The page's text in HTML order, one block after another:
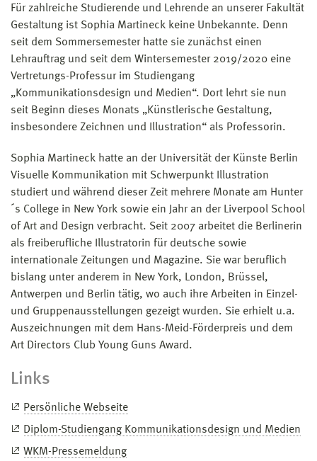
Für zahlreiche Studierende und Lehrende an unserer Fakultät
Gestaltung ist Sophia Martineck keine Unbekannte. Denn
seit dem Sommersemester hatte sie zunächst einen
Lehrauftrag und seit dem Wintersemester 2019/2020 eine
Vertretungs-Professur im Studiengang
„Kommunikationsdesign und Medien“. Dort lehrt sie nun
seit Beginn dieses Monats „Künstlerische Gestaltung,
insbesondere Zeichnen und Illustration“ als Professorin.
Sophia Martineck hatte an der Universität der Künste Berlin
Visuelle Kommunikation mit Schwerpunkt Illustration
studiert und während dieser Zeit mehrere Monate am Hunter
´s College in New York sowie ein Jahr an der Liverpool School
of Art and Design verbracht. Seit 2007 arbeitet die Berlinerin
als freiberufliche Illustratorin für deutsche sowie
internationale Zeitungen und Magazine. Sie war beruflich
bislang unter anderem in New York, London, Brüssel,
Antwerpen und Berlin tätig, wo auch ihre Arbeiten in Einzel-
und Gruppenausstellungen gezeigt wurden. Sie erhielt u.a.
Auszeichnungen mit dem Hans-Meid-Förderpreis und dem
Art Directors Club Young Guns Award.
Links
Persönliche Webseite
Diplom-Studiengang Kommunikationsdesign und Medien
WKM-Pressemeldung